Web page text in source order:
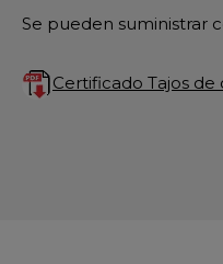
Se pueden suministrar
Certificado Tajos de